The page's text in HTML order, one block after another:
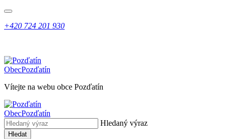
+420 724 201 930
ObecPozďatín
Vítejte na webu obce Pozďatín
ObecPozďatín
Hledaný výraz
Hledat